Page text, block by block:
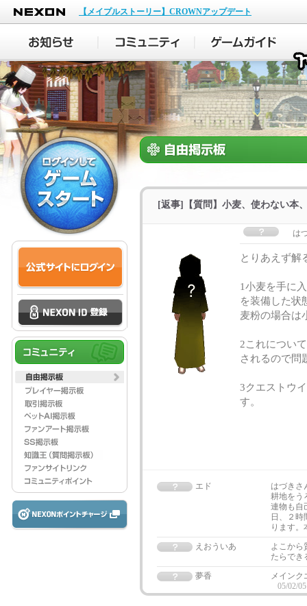
NEXON
【メイプルストーリー】CROWNアップデート
[返事]【質問】小麦、使わない本
は
とりあえず
1小麦を手に
を装備した
麦粉の場合は
2これについ
されるので問
3クエストウ
す。
エド
はづきさ
耕地をう
連物も自
日、２
ります
えおういあ
よこから
たらでき
夢香
メインク
05/02/